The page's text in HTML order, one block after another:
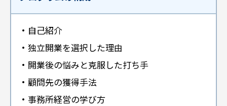
・自己紹介
・独立開業を選択した理由
・開業後の悩みと克服した打ち手
・顧問先の獲得手法
・事務所経営の学び方